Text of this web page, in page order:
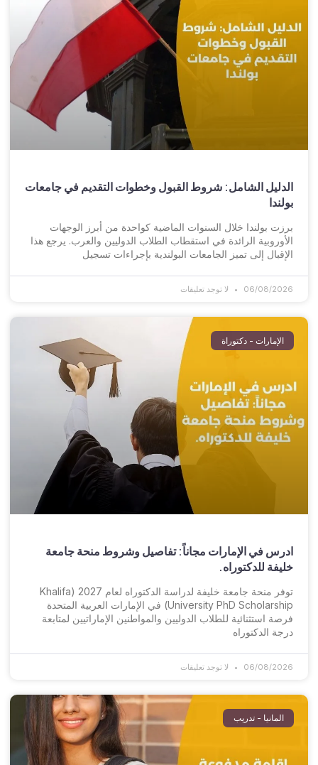
الدليل الشامل: شروط القبول وخطوات التقديم في جامعات
بولندا
برزت بولندا خلال السنوات الماضية كواحدة من أبرز الوجهات
الأوروبية الرائدة في استقطاب الطلاب الدوليين والعرب. يرجع هذا
الإقبال إلى تميز الجامعات البولندية بإجراءات تسجيل
06/08/2026 لا توجد تعليقات
الإمارات - دكتوراة
ادرس في الإمارات مجاناً: تفاصيل وشروط منحة جامعة
خليفة للدكتوراه.
توفر منحة جامعة خليفة لدراسة الدكتوراه لعام 2027 (Khalifa
University PhD Scholarship) في الإمارات العربية المتحدة
فرصة استثنائية للطلاب الدوليين والمواطنين الإماراتيين لمتابعة
درجة الدكتوراه
06/08/2026 لا توجد تعليقات
المانيا - تدريب